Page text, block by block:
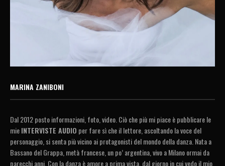
MARINA ZANIBONI
Dal 2012 posto informazioni, foto, video. Ciò che più mi piace è pubblicare le
mieINTERVISTE AUDIO per fare sì che il lettore, ascoltando la voce del
personaggio, si senta più vicino ai protagonisti del mondo della danza. Nata a
Bassano del Grappa, metà francese, un po’ argentina, vivo a Milano ormai da
parecchi anni. Con la danza è amore a prima vista, dal giorno in cui vedo il mio